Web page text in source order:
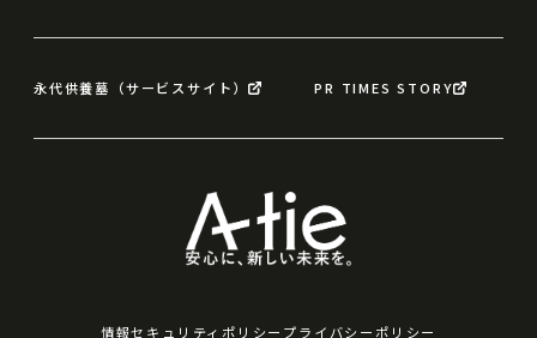
永代供養墓（サービスサイト） PR TIMES STORY
情報セキュリティポリシー プライバシーポリシー